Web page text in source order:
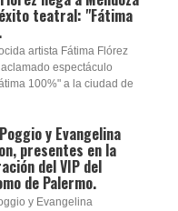
teatral: "Fátima
artista Fátima Flórez
espectáculo
100%" a la ciudad de
y Evangelina
presentes en la
del VIP del
de Palermo.
y Evangelina